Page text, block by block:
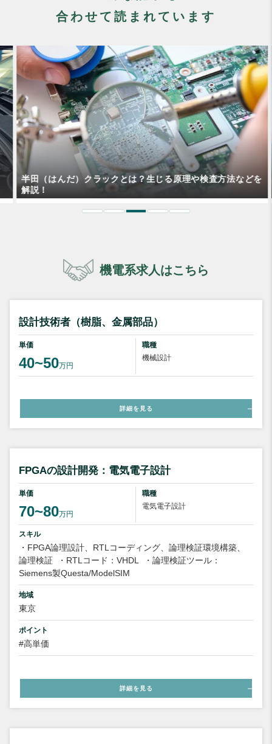
合わせて読まれています
半田（はんだ）クラックとは？生じる原理や検査方法などを
解説！
機電系求人はこちら
設計技術者（樹脂、金属部品）
単価
40~50万円
職種
機械設計
詳細を見る
FPGAの設計開発：電気電子設計
単価
70~80万円
職種
電気電子設計
スキル
・FPGA論理設計、RTLコーディング、論理検証環境構築、
論理検証
・RTLコード：VHDL
・論理検証ツール：
Siemens製Questa/ModelSIM
地域
東京
ポイント
#高単価
詳細を見る